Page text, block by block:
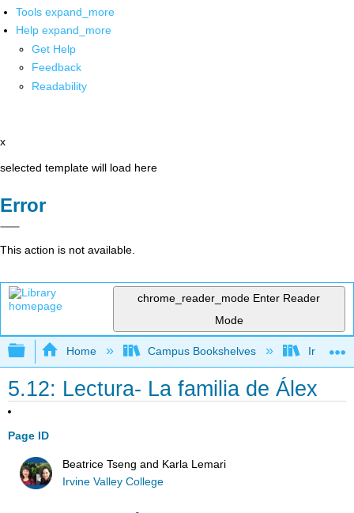
Tools expand_more
Help expand_more
Get Help
Feedback
Readability
x
selected template will load here
Error
This action is not available.
chrome_reader_mode Enter Reader
Mode
Expand/collapse global hierarchy
Home Campus Bookshelves Irvine
5.12: Lectura- La familia de Álex
Page ID
Beatrice Tseng and Karla Lemari
Irvine Valley College